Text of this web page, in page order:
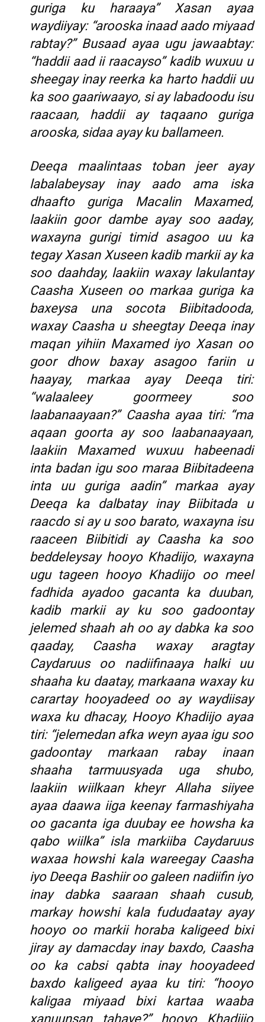
guriga ku haraaya” Xasan ayaa
waydiiyay: “arooska inaad aado miyaad
rabtay?” Busaad ayaa ugu jawaabtay:
“haddii aad ii raacayso” kadib wuxuu u
sheegay inay reerka ka harto haddii uu
ka soo gaariwaayo, si ay labadoodu isu
raacaan, haddii ay taqaano guriga
arooska, sidaa ayay ku ballameen.
Deeqa maalintaas toban jeer ayay
labalabeysay inay aado ama iska
dhaafto guriga Macalin Maxamed,
laakiin goor dambe ayay soo aaday,
waxayna gurigi timid asagoo uu ka
tegay Xasan Xuseen kadib markii ay ka
soo daahday, laakiin waxay lakulantay
Caasha Xuseen oo markaa guriga ka
baxeysa una socota Biibitadooda,
waxay Caasha u sheegtay Deeqa inay
maqan yihiin Maxamed iyo Xasan oo
goor dhow baxay asagoo fariin u
haayay, markaa ayay Deeqa tiri:
“walaaleey goormeey soo
laabanaayaan?” Caasha ayaa tiri: “ma
aqaan goorta ay soo laabanaayaan,
laakiin Maxamed wuxuu habeenadi
inta badan igu soo maraa Biibitadeena
inta uu guriga aadin” markaa ayay
Deeqa ka dalbatay inay Biibitada u
raacdo si ay u soo barato, waxayna isu
raaceen Biibitidi ay Caasha ka soo
beddeleysay hooyo Khadiijo, waxayna
ugu tageen hooyo Khadiijo oo meel
fadhida ayadoo gacanta ka duuban,
kadib markii ay ku soo gadoontay
jelemed shaah ah oo ay dabka ka soo
qaaday, Caasha waxay aragtay
Caydaruus oo nadiifinaaya halki uu
shaaha ku daatay, markaana waxay ku
carartay hooyadeed oo ay waydiisay
waxa ku dhacay, Hooyo Khadiijo ayaa
tiri: “jelemedan afka weyn ayaa igu soo
gadoontay markaan rabay inaan
shaaha tarmuusyada uga shubo,
laakiin wiilkaan kheyr Allaha siiyee
ayaa daawa iiga keenay farmashiyaha
oo gacanta iga duubay ee howsha ka
qabo wiilka” isla markiiba Caydaruus
waxaa howshi kala wareegay Caasha
iyo Deeqa Bashiir oo galeen nadiifin iyo
inay dabka saaraan shaah cusub,
markay howshi kala fududaatay ayay
hooyo oo markii horaba kaligeed bixi
jiray ay damacday inay baxdo, Caasha
oo ka cabsi qabta inay hooyadeed
baxdo kaligeed ayaa ku tiri: “hooyo
kaligaa miyaad bixi kartaa waaba
xanuunsan tahaye?” hooyo Khadiijo